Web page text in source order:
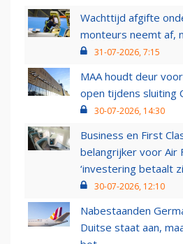
Wachttijd afgifte
monteurs neemt af,
31-07-2026, 7:15
MAA houdt deur
open tijdens sluiting
30-07-2026, 14:30
Business en First
belangrijker voor Air
‘investering betaalt
30-07-2026, 12:10
Nabestaanden
Duitse staat aan,